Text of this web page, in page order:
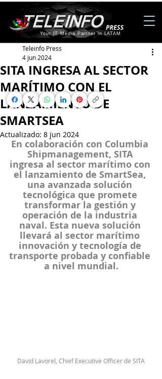
Your IT Media Partner in LATAM
SITA INGRESA AL SECTOR
MARÍTIMO CON EL
LANZAMIENTO DE
SMARTSEA
Teleinfo Press
4 jun 2024
Actualizado: 8 jun 2024
En colaboración con Columbia
Shipmanagement, SITA
ingresa al sector marítimo con
el lanzamiento de SmartSea,
una avanzada solución
tecnológica que promete
transformar la gestión y
operación de la industria
naval. Esta nueva solución
llevará al sector marítimo
innovación y tecnología de
transporte probada y confiable
a nivel mundial.
David Lavorel, Chief Executive Officer de SITA